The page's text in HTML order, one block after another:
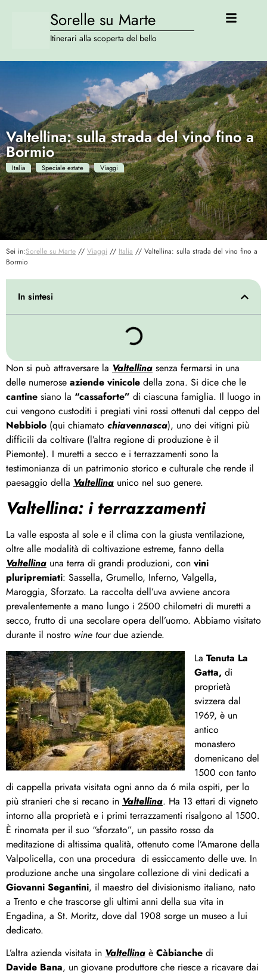
Sorelle su Marte
Itinerari alla scoperta del bello
Valtellina: sulla strada del vino fino a
Bormio
Italia Speciale estate Viaggi
Sei in:Sorelle su Marte // Viaggi // Italia // Valtellina: sulla strada del vino fino a
Bormio
Non si può attraversare la Valtellina senza fermarsi in una
delle numerose aziende vinicole della zona. Si dice che le
cantine siano la “cassaforte” di ciascuna famiglia. Il luogo in
cui vengono custoditi i pregiati vini rossi ottenuti dal ceppo del
Nebbiolo (qui chiamato chiavennasca), uno dei vitigni più
difficili da coltivare (l’altra regione di produzione è il
Piemonte). I muretti a secco e i terrazzamenti sono la
testimonianza di un patrimonio storico e culturale che rende il
paesaggio della Valtellina unico nel suo genere.
Valtellina: i terrazzamenti
La valle esposta al sole e il clima con la giusta ventilazione,
oltre alle modalità di coltivazione estreme, fanno della
Valtellina una terra di grandi produzioni, con vini
pluripremiati: Sassella, Grumello, Inferno, Valgella,
Maroggia, Sforzato. La raccolta dell’uva avviene ancora
prevalentemente a mano lungo i 2500 chilometri di muretti a
secco, frutto di una secolare opera dell’uomo. Abbiamo visitato
durante il nostro wine tourdue aziende.
La Tenuta La
Gatta, di
proprietà
svizzera dal
1969, è un
antico
monastero
domenicano del
1500 con tanto
di cappella privata visitata ogni anno da 6 mila ospiti, per lo
più stranieri che si recano in Valtellina. Ha 13 ettari di vigneto
intorno alla proprietà e i primi terrazzamenti risalgono al 1500.
È rinomata per il suo “sforzato”, un passito rosso da
meditazione di altissima qualità, ottenuto come l’Amarone della
Valpolicella, con una procedura di essiccamento delle uve. In
produzione anche una singolare collezione di vini dedicati a
Giovanni Segantini, il maestro del divisionismo italiano, nato
a Trento e che trascorse gli ultimi anni della sua vita in
Engadina, a St. Moritz, dove dal 1908 sorge un museo a lui
dedicato.
L’altra azienda visitata in Valtellina è Càbianche di
Davide Bana, un giovane produttore che riesce a ricavare dai
In sintesi